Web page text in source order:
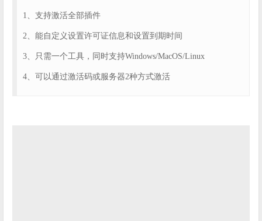
1、支持激活全部插件
2、能自定义设置许可证信息和设置到期时间
3、只需一个工具，同时支持Windows/MacOS/Linux
4、可以通过激活码或服务器2种方式激活